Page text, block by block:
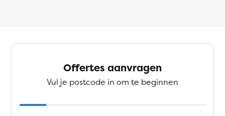
Offertes aanvragen
Vul je postcode in om te beginnen